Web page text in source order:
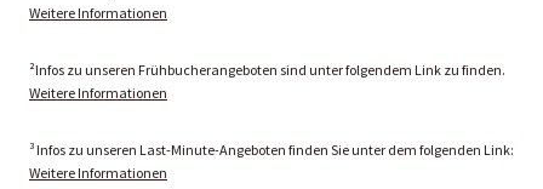
Weitere Informationen
²Infos zu unseren Frühbucherangeboten sind unter folgendem Link zu finden.
Weitere Informationen
³ Infos zu unseren Last-Minute-Angeboten finden Sie unter dem folgenden Link:
Weitere Informationen